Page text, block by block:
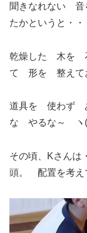
聞きなれない
たかというと・
乾燥した 木を
て 形を 整えて
道具を 使わず
な やるな～ ヽ
その頃、Kさん
頭。 配置を考え